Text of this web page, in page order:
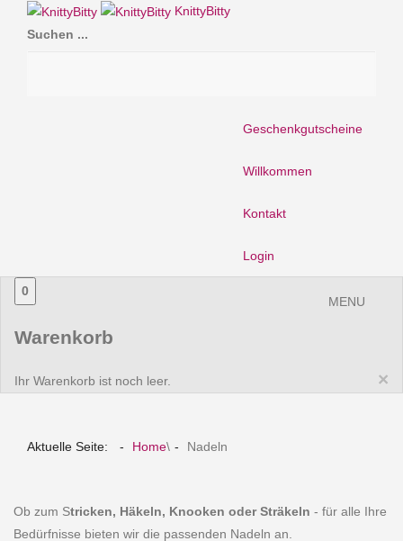
KnittyBitty
Suchen ...
Geschenkgutscheine
Willkommen
Kontakt
Login
MENU
0
Warenkorb
×
Ihr Warenkorb ist noch leer.
Aktuelle Seite: Home\ Nadeln
Ob zum Stricken, Häkeln, Knooken oder Sträkeln - für alle Ihre
Bedürfnisse bieten wir die passenden Nadeln an.